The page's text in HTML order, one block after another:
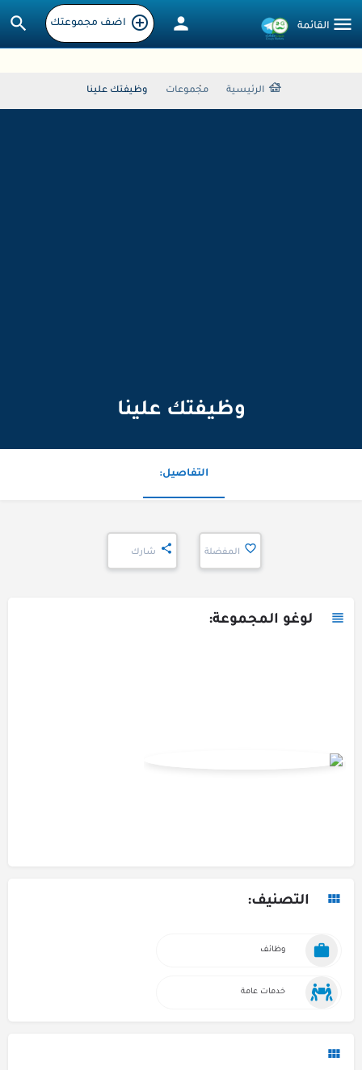
اضف مجموعتك
الرئيسية مجموعات وظيفتك علينا
وظيفتك علينا
التفاصيل:
المفضلة شارك
لوغو المجموعة:
التصنيف:
وظائف
خدمات عامة